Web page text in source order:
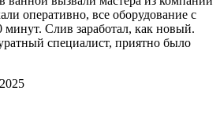
оперативно, все оборудование с
минут. Слив заработал, как новый.
специалист, приятно было